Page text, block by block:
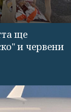
ще
и червени